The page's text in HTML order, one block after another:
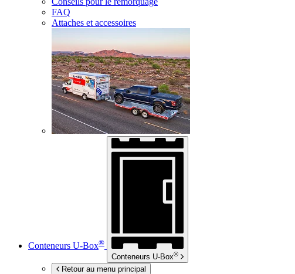
FAQ
Attaches et accessoires
Conteneurs U-Box®
Conteneurs U-Box®
Retour au menu principal